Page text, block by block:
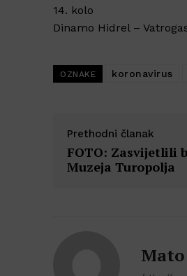
14. kolo
Dinamo Hidrel –
OZNAKE koronavirus
Prethodni članak
FOTO: Zasvijetlili
Muzeja Turopolja
Mato